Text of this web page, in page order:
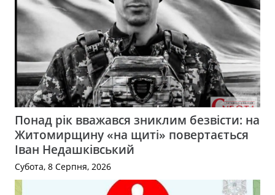
Понад рік вважався зниклим безвісти: на
Житомирщину «на щиті» повертається
Іван Недашківський
Субота, 8 Серпня, 2026